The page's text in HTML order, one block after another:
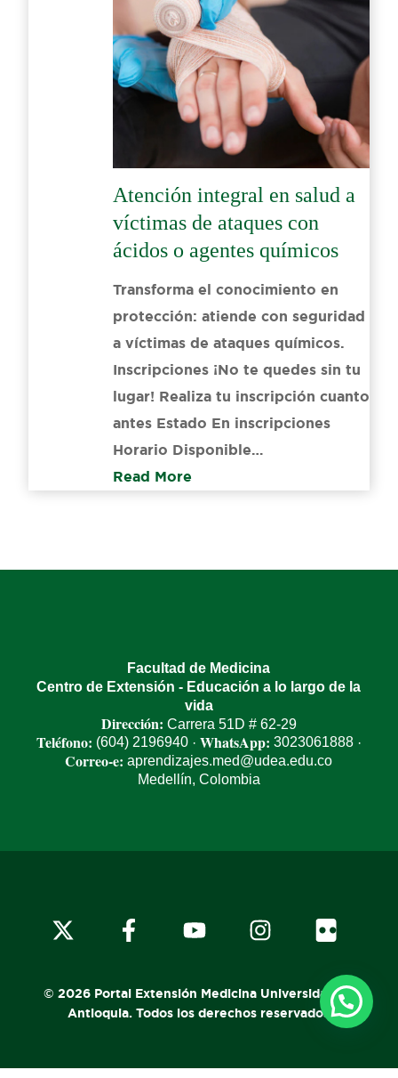
Atención integral en salud a
víctimas de ataques con
ácidos o agentes químicos
Transforma el conocimiento en
protección: atiende con seguridad
a víctimas de ataques químicos.
Inscripciones ¡No te quedes sin tu
lugar! Realiza tu inscripción cuanto
antes Estado En inscripciones
Horario Disponible…
Read More
Facultad de Medicina
Centro de Extensión - Educación a lo largo de la
vida
Dirección: Carrera 51D # 62-29
Teléfono: (604) 2196940· WhatsApp: 3023061888·
Correo-e: aprendizajes.med@udea.edu.co
Medellín, Colombia
x-
facebook instagram flickr
© 2026 Portal Extensión Medicina Universidad de
Antioquia. Todos los derechos reservados